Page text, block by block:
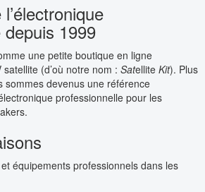
1999
une petite boutique en ligne
(d’où notre nom : Satellite Kit). Plus
sommes devenus une référence
professionnelle pour les
équipements professionnels dans les